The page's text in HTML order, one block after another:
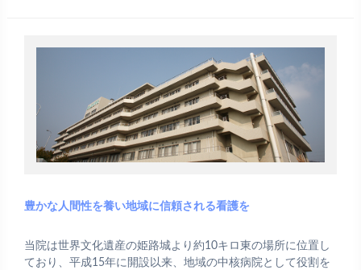
豊かな人間性を養い地域に信頼される看護を
当院は世界文化遺産の姫路城より約10キロ東の場所に位置し
ており、平成15年に開設以来、地域の中核病院として役割を